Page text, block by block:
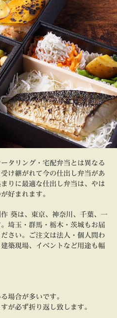
タリング・宅配弁当とは異なる
け継がれて今の仕出し弁当があ
りに最適な仕出し弁当は、やは
好まれます。
葵は、東京、神奈川、千葉、一
埼玉・群馬・栃木・茨城もお届
さい。ご注文は法人・個人問わ
築現場、イベントなど用途も幅
場合が多いです。
が必ず折り返し致します。